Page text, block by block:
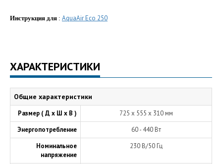
Инструкция для : AquaAir Eco 250
ХАРАКТЕРИСТИКИ
Общие характеристики
Размер ( Д х Ш х В )
725 х 555 х 310 мм
Энергопотребление
60 - 440 Вт
Номинальное
напряжение
230 В/50 Гц